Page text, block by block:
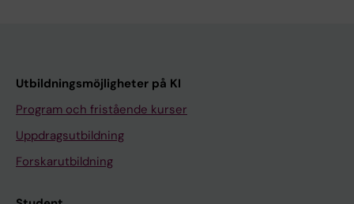
Utbildningsmöjligheter på KI
Program och fristående kurser
Uppdragsutbildning
Forskarutbildning